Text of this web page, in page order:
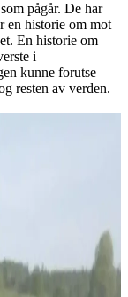
pågår. De har
en historie om mot
En historie om
i
kunne forutse
resten av verden.